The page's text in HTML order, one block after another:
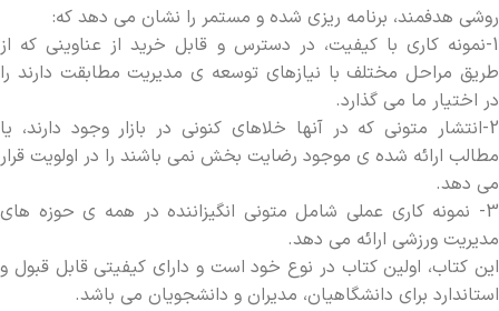
روشی هدفمند، برنامه ریزی شده و مستمر را نشان می دهد که:
1-نمونه کاری با کیفیت، در دسترس و قابل خرید از عناوینی که از
طریق مراحل مختلف با نیازهای توسعه ی مدیریت مطابقت دارند را
در اختیار ما می گذارد.
2-انتشار متونی که در آنها خلاهای کنونی در بازار وجود دارند، یا
مطالب ارائه شده ی موجود رضایت بخش نمی باشند را در اولویت قرار
می دهد.
3- نمونه کاری عملی شامل متونی انگیزاننده در همه ی حوزه های
مدیریت ورزشی ارائه می دهد.
این کتاب، اولین کتاب در نوع خود است و دارای کیفیتی قابل قبول و
استاندارد برای دانشگاهیان، مدیران و دانشجویان می باشد.